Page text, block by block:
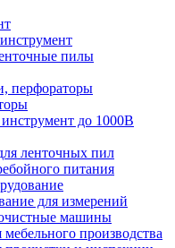
пилы
перфораторы
до 1000В
ленточных пил
питания
для измерений
машины
производства